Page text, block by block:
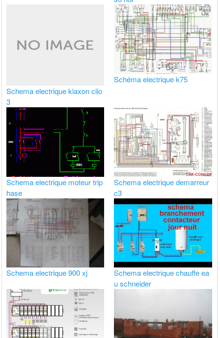
Schema electrique klaxon clio
3
Schéma electrique k75
Schema electrique moteur trip
hase
Schema electrique demarreur
c3
Schema electrique 900 xj
Schema electrique chauffe ea
u schneider